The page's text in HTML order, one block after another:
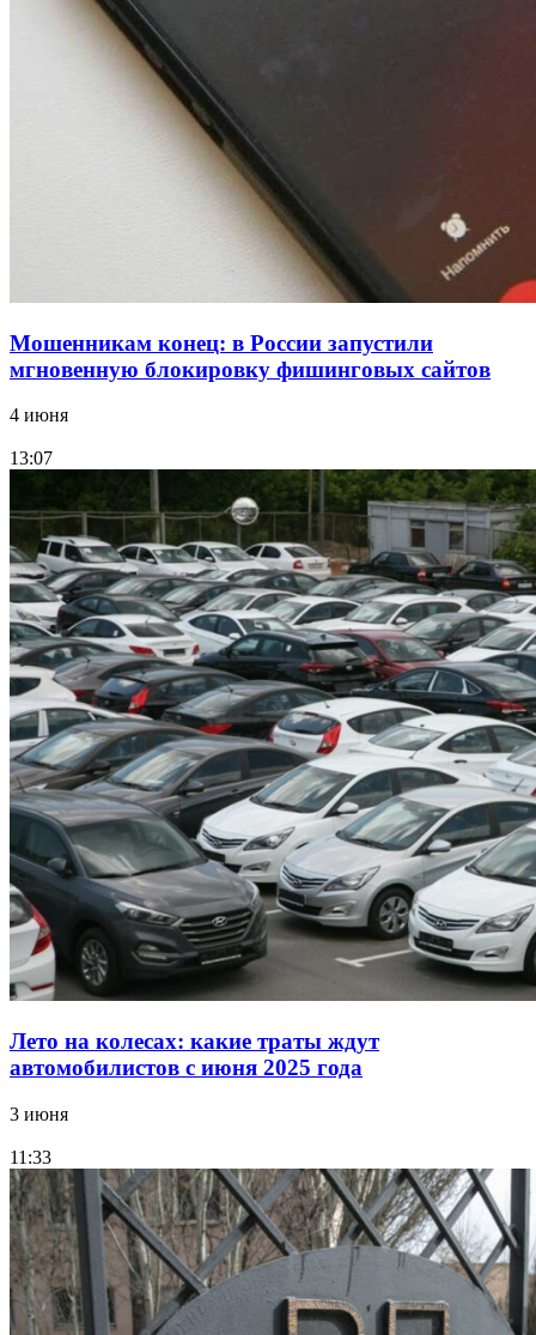
парке прошёл фестиваль „Арбузный переполох“
Волгоградские компании нарастили экспорт:
заключены контракты на 3,6 млн долларов
Мошенникам конец: в России запустили
мгновенную блокировку фишинговых сайтов
4 июня
13:07
Лето на колесах: какие траты ждут
автомобилистов с июня 2025 года
3 июня
11:33